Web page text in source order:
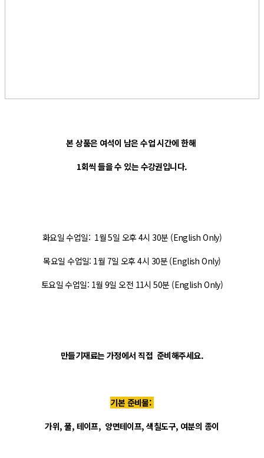
본 상품은 여석이 남은 수업 시간에 한해
1회씩 들을 수 있는 수강권입니다.
화요일 수업일: 1월 5일 오후 4시 30분 (English Only)
목요일 수업일: 1월 7일 오후 4시 30분 (English Only)
토요일 수업일: 1월 9일 오전 11시 50분 (English Only)
만들기재료는 가정에서 직접 준비해주세요.
기본 준비물:
가위, 풀, 테이프, 양면테이프, 색칠도구, 여분의 종이